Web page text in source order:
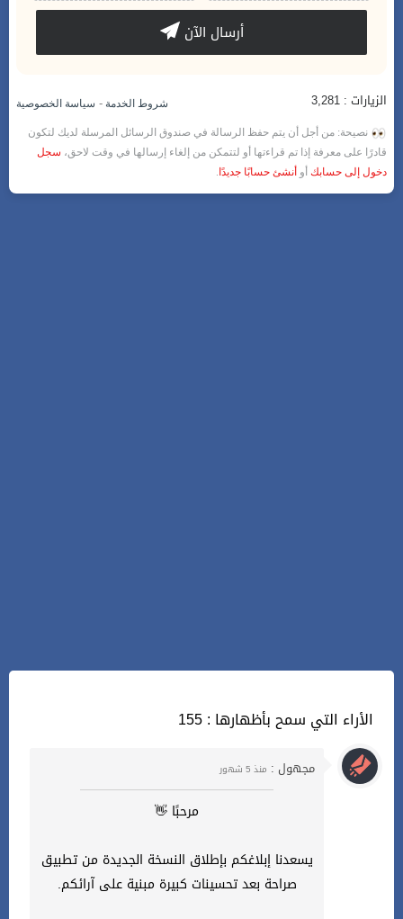
أرسال الآن
الزيارات : 3,281 شروط الخدمة - سياسة الخصوصية
نصيحة: من أجل أن يتم حفظ الرسالة في صندوق الرسائل المرسلة لديك لتكون
قادرًا على معرفة إذا تم قراءتها أو لتتمكن من إلغاء إرسالها في وقت لاحق، سجل
دخول إلى حسابك أو أنشئ حسابًا جديدًا .
155 : الأراء التي سمح بأظهارها
مجهول : منذ 5 شهور
مرحبًا 👋
يسعدنا إبلاغكم بإطلاق النسخة الجديدة من تطبيق
صراحة بعد تحسينات كبيرة مبنية على آرائكم.